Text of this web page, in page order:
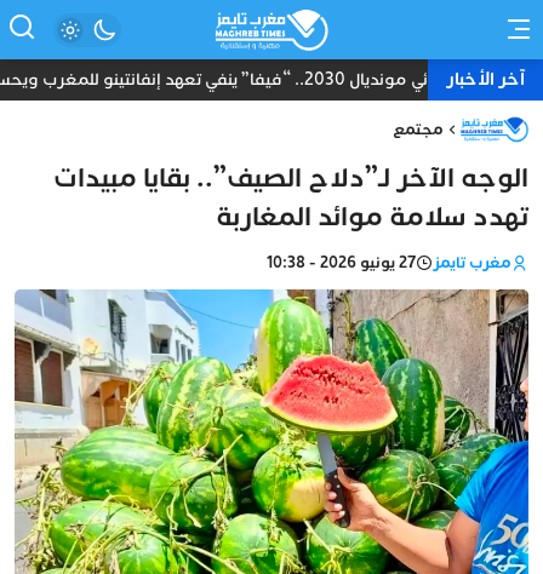
آخر الأخبارنهائي مونديال 2030.. “فيفا” ينفي تعهد إنفانتينو للمغرب ويحسم الجدل بشأن المباراة الختامية
مجتمع
الوجه الآخر لـ”دلاح الصيف”.. بقايا مبيدات
تهدد سلامة موائد المغاربة
مغرب تايمز 27 يونيو 2026 - 10:38